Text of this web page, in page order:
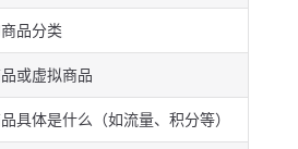
品分类
或虚拟商品
具体是什么（如流量、积分等）